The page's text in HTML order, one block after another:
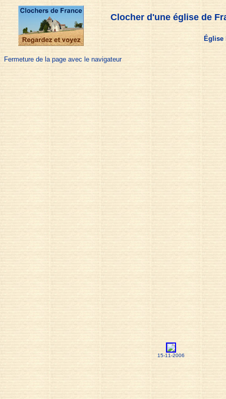
Clocher d'une église de
Église
Fermeture de la page avec le navigateur
15-11-2006